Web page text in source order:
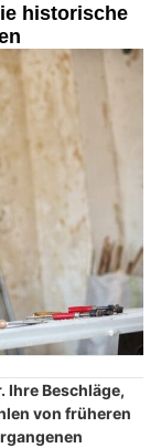
historische
Ihre Beschläge,
von früheren